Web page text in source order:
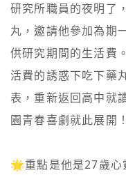
研究所職員的夜明了
丸，邀請他參加為期
供研究期間的生活費
活費的誘惑下吃下藥
表，重新返回高中就
園青春喜劇就此展開！
🌟重點是他是27歲心